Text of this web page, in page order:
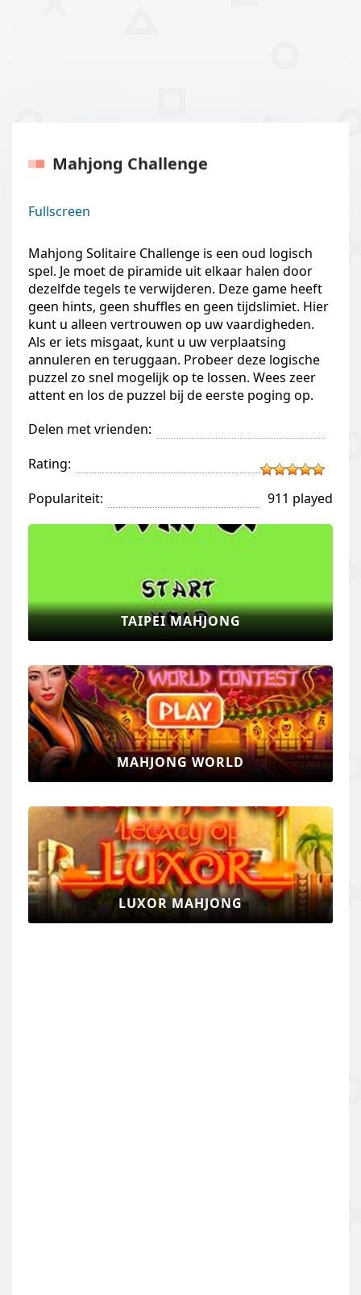
Mahjong Challenge
Fullscreen
Mahjong Solitaire Challenge is een oud logisch
spel. Je moet de piramide uit elkaar halen door
dezelfde tegels te verwijderen. Deze game heeft
geen hints, geen shuffles en geen tijdslimiet. Hier
kunt u alleen vertrouwen op uw vaardigheden.
Als er iets misgaat, kunt u uw verplaatsing
annuleren en teruggaan. Probeer deze logische
puzzel zo snel mogelijk op te lossen. Wees zeer
attent en los de puzzel bij de eerste poging op.
Delen met vrienden:
Rating:
Populariteit:
911 played
TAIPEI MAHJONG
MAHJONG WORLD
LUXOR MAHJONG